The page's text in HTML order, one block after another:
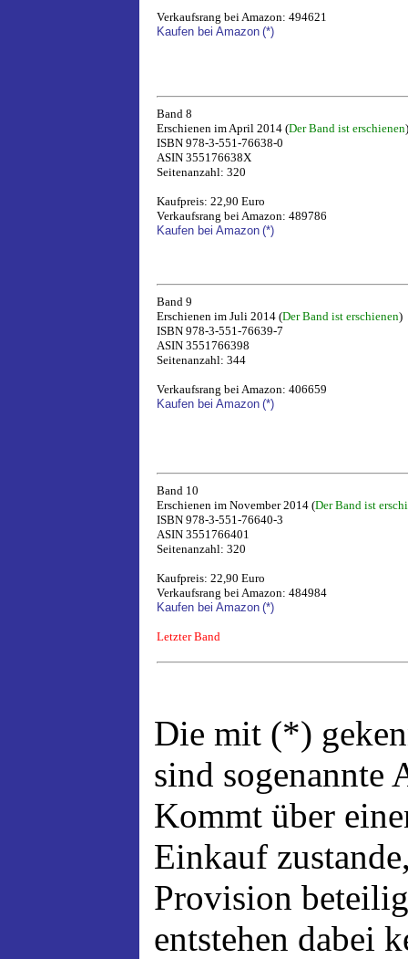
Verkaufsrang bei Amazon: 494621
Kaufen bei Amazon (*)
Band 8
Erschienen im April 2014 (Der Band ist erschienen)
ISBN 978-3-551-76638-0
ASIN 355176638X
Seitenanzahl: 320
Kaufpreis: 22,90 Euro
Verkaufsrang bei Amazon: 489786
Kaufen bei Amazon (*)
Band 9
Erschienen im Juli 2014 (Der Band ist erschienen)
ISBN 978-3-551-76639-7
ASIN 3551766398
Seitenanzahl: 344
Verkaufsrang bei Amazon: 406659
Kaufen bei Amazon (*)
Band 10
Erschienen im November 2014 (Der Band ist
ISBN 978-3-551-76640-3
ASIN 3551766401
Seitenanzahl: 320
Kaufpreis: 22,90 Euro
Verkaufsrang bei Amazon: 484984
Kaufen bei Amazon (*)
Letzter Band
Die mit (*)
sind
Kommt über
Einkauf
Provision
entstehen dabei